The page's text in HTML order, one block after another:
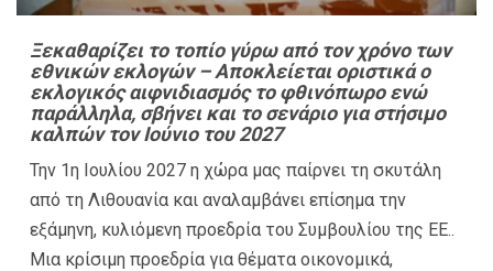
Ξεκαθαρίζει το τοπίο γύρω από τον χρόνο των
εθνικών εκλογών – Αποκλείεται οριστικά ο
εκλογικός αιφνιδιασμός το φθινόπωρο ενώ
παράλληλα, σβήνει και το σενάριο για στήσιμο
καλπών τον Ιούνιο του 2027
Την 1η Ιουλίου 2027 η χώρα μας παίρνει τη σκυτάλη
από τη Λιθουανία και αναλαμβάνει επίσημα την
εξάμηνη, κυλιόμενη προεδρία του Συμβουλίου της EE..
Μια κρίσιμη προεδρία για θέματα οικονομικά,